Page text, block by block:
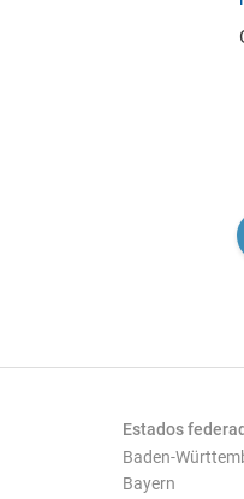
Estados
Baden-
Bayern